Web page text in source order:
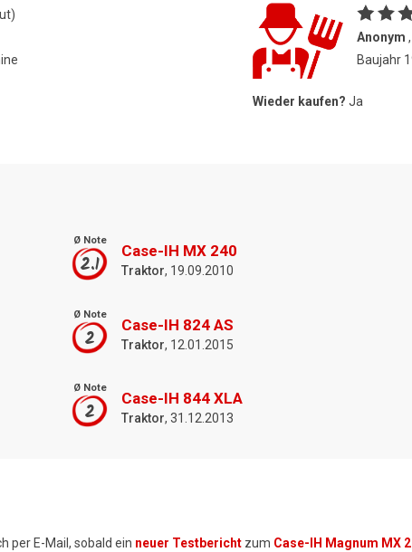
Anonym
Baujahr
Wieder kaufen? Ja
Ø Note
2.1
Case-IH MX 240
Traktor, 19.09.2010
Ø Note
2
Case-IH 824 AS
Traktor, 12.01.2015
Ø Note
2
Case-IH 844 XLA
Traktor, 31.12.2013
per E-Mail, sobald ein neuer Testbericht zum Case-IH Magnum MX